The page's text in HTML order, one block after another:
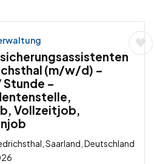
(m/w/d) –
–
Vollzeitjob,
Saarland, Deutschland